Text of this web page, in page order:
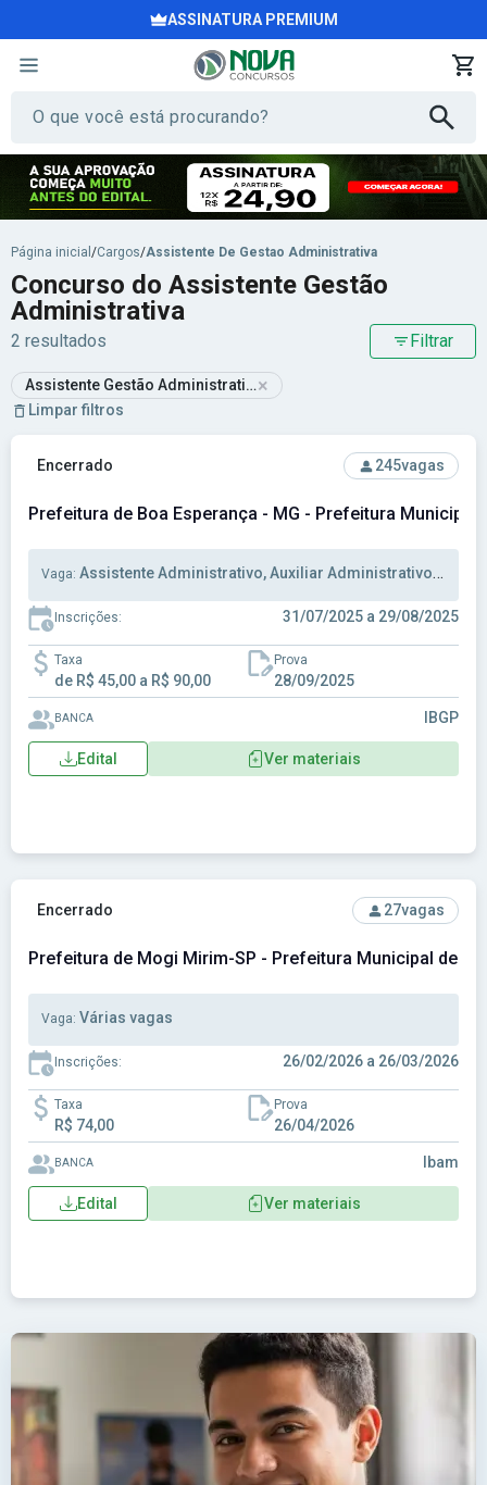
ASSINATURA PREMIUM
Página inicial /Cargos/Assistente De Gestao Administrativa
Concurso do Assistente Gestão
Administrativa
2 resultados Filtrar
Assistente Gestão Administrativa×
Limpar filtros
Ver concurso: Prefeitura de Boa Esperança - MG -
Encerrado 245vagas
Prefeitura de Boa Esperança - MG - Prefeitura Municipal
Vaga: Assistente Administrativo, Auxiliar Administrativo, Técnico Enfermagem
Inscrições: 31/07/2025 a 29/08/2025
Taxa
de R$ 45,00 a R$ 90,00
Prova
28/09/2025
BANCA IBGP
Edital Ver materiais
Ver concurso: Prefeitura de Mogi Mirim-SP - Prefeitura
Encerrado 27vagas
Prefeitura de Mogi Mirim-SP - Prefeitura Municipal de
Vaga: Várias vagas
Inscrições: 26/02/2026 a 26/03/2026
Taxa
R$ 74,00
Prova
26/04/2026
BANCA Ibam
Edital Ver materiais